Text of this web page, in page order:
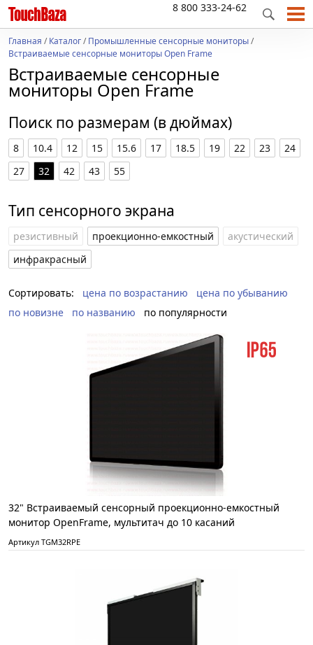
8 800 333-24-62
Главная /Каталог/Промышленные сенсорные мониторы/
Встраиваемые сенсорные мониторы Open Frame
Встраиваемые сенсорные
мониторы Open Frame
Поиск по размерам (в дюймах)
8 10.4 12 15 15.6 17 18.5 19 22 23
24
27
32 42 43 55
Тип сенсорного экрана
резистивный проекционно-емкостный
акустический
инфракрасный
Сортировать: цена по возрастанию
цена по убыванию
по новизне
по названию по популярности
32" Встраиваемый сенсорный проекционно-емкостный
монитор OpenFrame, мультитач до 10 касаний
Артикул TGM32RPE